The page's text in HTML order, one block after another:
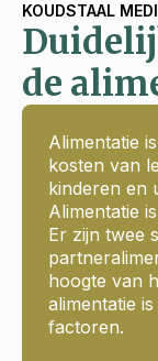
KOUDSTAAL
de
Alimentatie
kosten van
kinderen en
Alimentatie
Er zijn twee
hoogte van
alimentatie
factoren.